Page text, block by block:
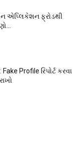
એપ્લિકેશન ફ્રોડથી
Profile રિપોર્ટ કરવા